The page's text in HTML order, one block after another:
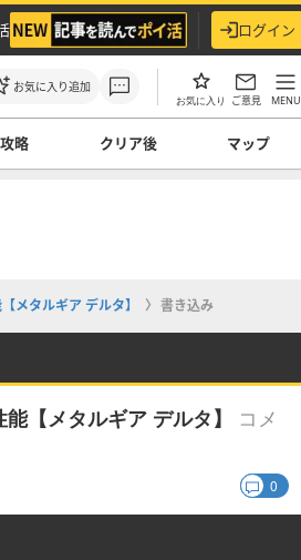
ログイン
お気に入り追加
お気に入り ご意見 MENU
略 クリア後 マップ
メタルギア デルタ】 書き込み
【メタルギア デルタ】
コメ
0